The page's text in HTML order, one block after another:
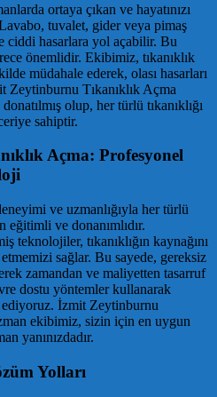
ortaya çıkan ve hayatınızı
tuvalet, gider veya pimaş
ciddi hasarlara yol açabilir. Bu
önemlidir. Ekibimiz, tıkanıklık
müdahale ederek, olası hasarları
Zeytinburnu Tıkanıklık Açma
olup, her türlü tıkanıklığı
sahiptir.
Açma: Profesyonel
ve uzmanlığıyla her türlü
eğitimli ve donanımlıdır.
teknolojiler, tıkanıklığın kaynağını
sağlar. Bu sayede, gereksiz
zamandan ve maliyetten tasarruf
dostu yöntemler kullanarak
İzmit Zeytinburnu
ekibimiz, sizin için en uygun
yanınızdadır.
Yolları